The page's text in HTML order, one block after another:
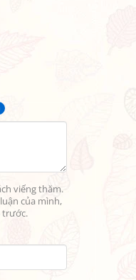
viếng thăm.
của mình,
trước.